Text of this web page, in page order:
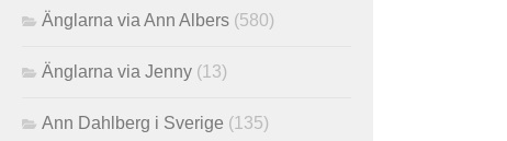
Änglarna via Ann Albers (580)
Änglarna via Jenny (13)
Ann Dahlberg i Sverige (135)